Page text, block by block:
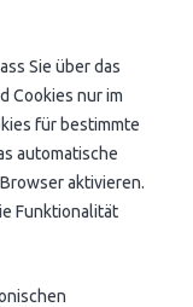
Sie über das
Cookies nur im
für bestimmte
automatische
aktivieren.
Funktionalität